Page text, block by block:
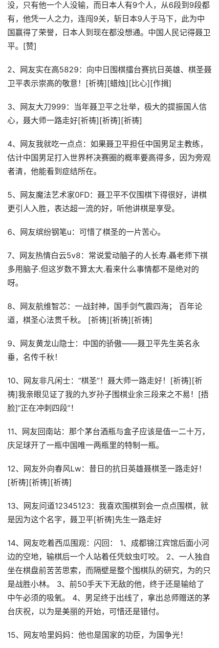
没，只有他一个人没输，而日本人有9个人，从6段到9段都
有，他凭一人之力，连闯9关，斩日本9人于马下，此为中
国赢得了荣誉，日本人到现在都没想通。中国人民记得聂卫
平。[赞]
2、网友实在高5829：向中日围棋擂台赛抗日英雄、棋圣聂
卫平表示崇高的敬意！[祈祷][蜡烛][比心][作揖]
3、网友大刀999：当年聂卫平之壮举，极大的提振国人信
心，聂大师一路走好[祈祷][祈祷][祈祷]
4、网友我就吃一点点：如果聂卫平担任中国男足主教练，
估计中国男足打入世界杯决赛圈的概率要高得多，因为旁观
者清，他能看到症结所在。
5、网友魔法艺术家0FD：聂卫平不仅围棋下得很好，讲棋
更引人入胜，表达超一流的好，听他讲棋是享受。
6、网友缤纷钢笔u：可惜了棋圣的一片苦心。
7、网友热情白云5v8：常说爱动脑子的人长寿.聶老师下祺
多用脑子.但这岁数不算太大.看来什么事情都不是绝对的
呀。
8、网友航维智芯：一战封神，国手剑气震四海； 百年论
道，棋圣心法贯千秋。 [祈祷][祈祷][祈祷]
9、网友黄龙山隐士：中国的骄傲——聂卫平先生英名永
垂，名传千秋！
10、网友非凡闲士：“棋圣”！聂大师一路走好！[祈祷][祈
祷]我亲眼见证了我的九岁孙子围棋业余三段来之不易！[捂
脸]“正在冲刺四段”！
11、网友回南站：那个茅台酒瓶与盒子应该是值一二十万，
庆足球开了一瓶中国唯一两瓶里的特制一瓶。
12、网友外向春风Lw：昔日的抗日英雄聂棋圣一路走好！
[祈祷][祈祷][祈祷]
13、网友问道12345123：我喜欢围棋到会一点点围棋，就
是因为这个名字，聂卫平[祈祷]先生一路走好
14、网友吃着西瓜围观：闪回： 1、成都锦江宾馆后面小河
边的空地，输棋后一个人站着任凭蚊虫叮咬。 2、一人独自
坐在棋盘前苦苦思索，而隔壁是整个围棋队的研究，为的只
是战胜小林。 3、前50手天下无敌的他，终于还是输给了
中午必须的吸氧。 4、男足终于出线了，拿出总师赠送的茅
台庆祝，以为是美丽的开始，可惜还是错付。
15、网友哈里妈妈：他也是国家的功臣，为国争光！